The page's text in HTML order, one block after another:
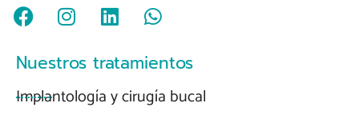
F
a
c
e
b
I
s
t
a
L
n
k
e
W
a
t
s
Nuestros tratamientos
Implantología y cirugía bucal